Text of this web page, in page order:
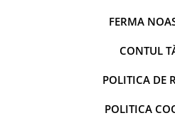
FERMA
CONTUL
POLITICA DE
POLITICA